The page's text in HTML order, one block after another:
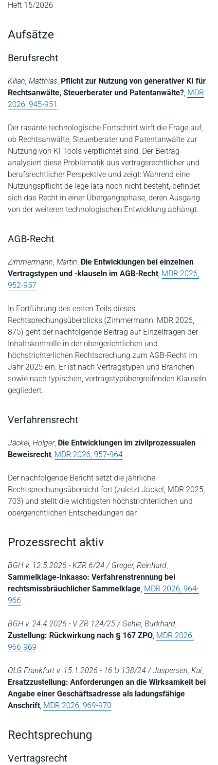
Heft 15/2026
Aufsätze
Berufsrecht
Kilian, Matthias, Pflicht zur Nutzung von generativer KI für
Rechtsanwälte, Steuerberater und Patentanwälte?, MDR
2026, 945-951
Der rasante technologische Fortschritt wirft die Frage auf,
ob Rechtsanwälte, Steuerberater und Patentanwälte zur
Nutzung von KI-Tools verpflichtet sind. Der Beitrag
analysiert diese Problematik aus vertragsrechtlicher und
berufsrechtlicher Perspektive und zeigt: Während eine
Nutzungspflicht de lege lata noch nicht besteht, befindet
sich das Recht in einer Übergangsphase, deren Ausgang
von der weiteren technologischen Entwicklung abhängt.
AGB-Recht
Zimmermann, Martin, Die Entwicklungen bei einzelnen
Vertragstypen und -klauseln im AGB-Recht, MDR 2026,
952-957
In Fortführung des ersten Teils dieses
Rechtsprechungsüberblicks (Zimmermann, MDR 2026,
875) geht der nachfolgende Beitrag auf Einzelfragen der
Inhaltskontrolle in der obergerichtlichen und
höchstrichterlichen Rechtsprechung zum AGB-Recht im
Jahr 2025 ein. Er ist nach Vertragstypen und Branchen
sowie nach typischen, vertragstypübergreifenden Klauseln
gegliedert.
Verfahrensrecht
Jäckel, Holger, Die Entwicklungen im zivilprozessualen
Beweisrecht, MDR 2026, 957-964
Der nachfolgende Bericht setzt die jährliche
Rechtsprechungsübersicht fort (zuletzt Jäckel, MDR 2025,
703) und stellt die wichtigsten höchstrichterlichen und
obergerichtlichen Entscheidungen dar.
Prozessrecht aktiv
BGH v. 12.5.2026 - KZR 6/24 / Greger, Reinhard,
Sammelklage-Inkasso: Verfahrenstrennung bei
rechtsmissbräuchlicher Sammelklage, MDR 2026, 964-
966
BGH v. 24.4.2026 - V ZR 124/25 / Gehle, Burkhard,
Zustellung: Rückwirkung nach § 167 ZPO, MDR 2026,
966-969
OLG Frankfurt v. 15.1.2026 - 16 U 138/24 / Jaspersen, Kai,
Ersatzzustellung: Anforderungen an die Wirksamkeit bei
Angabe einer Geschäftsadresse als ladungsfähige
Anschrift, MDR 2026, 969-970
Rechtsprechung
Vertragsrecht